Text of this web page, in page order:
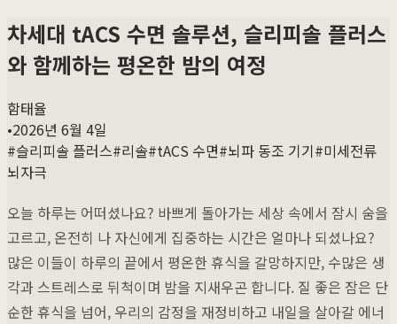
차세대 tACS 수면 솔루션, 슬리피솔 플러스
와 함께하는 평온한 밤의 여정
함태율
•2026년 6월 4일
#슬리피솔 플러스#리솔#tACS 수면#뇌파 동조 기기#미세전류
뇌자극
오늘 하루는 어떠셨나요? 바쁘게 돌아가는 세상 속에서 잠시 숨을
고르고, 온전히 나 자신에게 집중하는 시간은 얼마나 되셨나요?
많은 이들이 하루의 끝에서 평온한 휴식을 갈망하지만, 수많은 생
각과 스트레스로 뒤척이며 밤을 지새우곤 합니다. 질 좋은 잠은 단
순한 휴식을 넘어, 우리의 감정을 재정비하고 내일을 살아갈 에너